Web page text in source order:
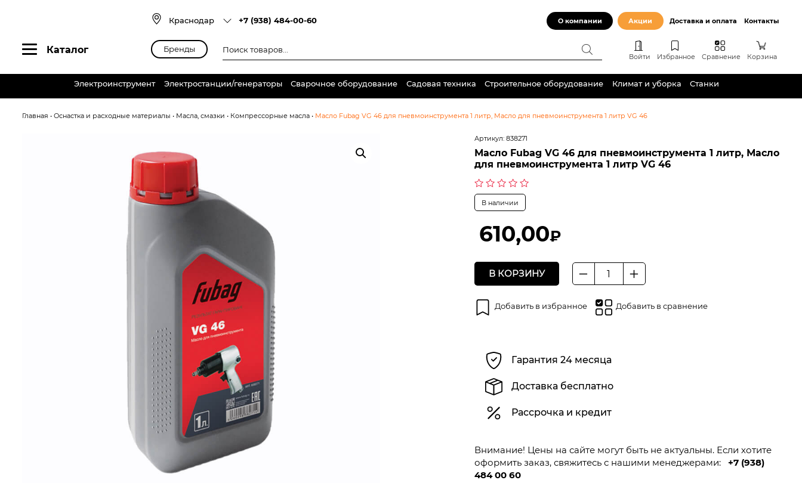
Краснодар +7 (938) 484-00-60 О компании Акции Доставка и оплата Контакты
Каталог Бренды товаров
Войти Избранное Сравнение Корзина
Электроинструмент Электростанции/генераторы Сварочное оборудование Садовая техника Строительное оборудование Климат и уборка Станки
Главная • Оснастка и расходные материалы • Масла, смазки • Компрессорные масла • Масло Fubag VG 46 для пневмоинструмента 1 литр, Масло для пневмоинструмента 1 литр VG 46
Артикул:838271
Масло Fubag VG 46 для пневмоинструмента 1 литр, Масло
для пневмоинструмента 1 литр VG 46
Оценка
из
В наличии
610,00₽
Количество
Масло
Fubag
пневмоинструмента
литр,
для
литр
VG
В КОРЗИНУ
Добавить в избранное Добавить в сравнение
Гарантия 24 месяца
Доставка бесплатно
Рассрочка и кредит
Внимание! Цены на сайте могут быть не актуальны. Если хотите
оформить заказ, свяжитесь с нашими менеджерами:
+7 (938)
484 00 60